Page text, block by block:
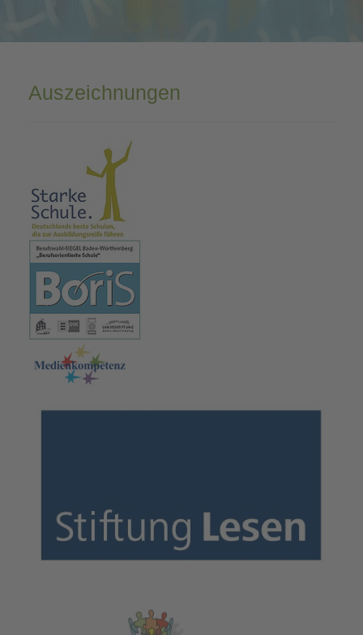
Auszeichnungen